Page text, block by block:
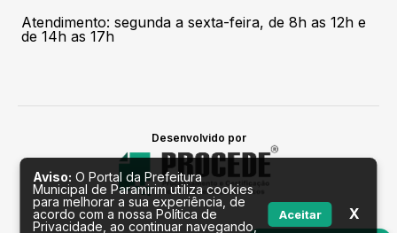
Atendimento: segunda a sexta-feira, de 8h as 12h e
de 14h as 17h
Desenvolvido por
Aviso: O Portal da Prefeitura
Municipal de Paramirim utiliza cookies
para melhorar a sua experiência, de
acordo com a nossa Política de
Privacidade, ao continuar navegando,
Aceitar X